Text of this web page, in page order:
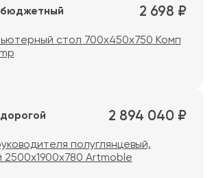
2 698 ₽
стол 700х450х750 Комп
2 894 040 ₽
полуглянцевый,
2500х1900х780 Artmoble